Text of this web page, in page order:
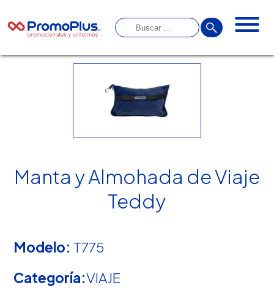
Manta y Almohada de Viaje
Teddy
Modelo: T775
Categoría:VIAJE